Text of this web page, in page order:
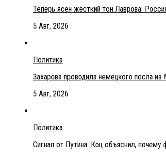
Теперь ясен жёсткий тон Лаврова:
5 Авг, 2026
Политика
Захарова проводила немецкого посла
5 Авг, 2026
Политика
Сигнал от Путина: Коц объяснил,